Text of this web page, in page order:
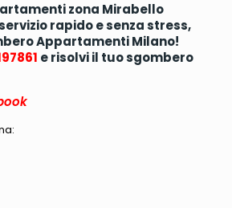
zona Mirabello
rapido e senza stress,
Appartamenti Milano!
e risolvi il tuo sgombero